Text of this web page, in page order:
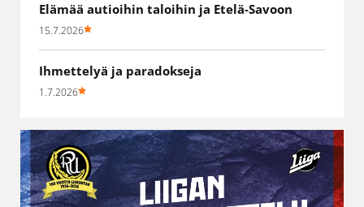
Elämää autioihin taloihin ja Etelä-Savoon
15.7.2026
Ihmettelyä ja paradokseja
1.7.2026